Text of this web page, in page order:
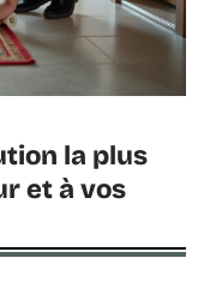
la plus
et à vos